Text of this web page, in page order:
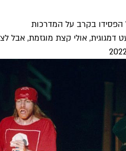
הפסידו בקרב על המדרכות
דמגוגית, אולי קצת מוגזמת, אבל